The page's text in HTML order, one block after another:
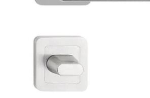
River 12 mm
Woodstock PRO 8mm
Woodstock XL 10mm
Woodstock XL 8mm
ADO Floor - SPC